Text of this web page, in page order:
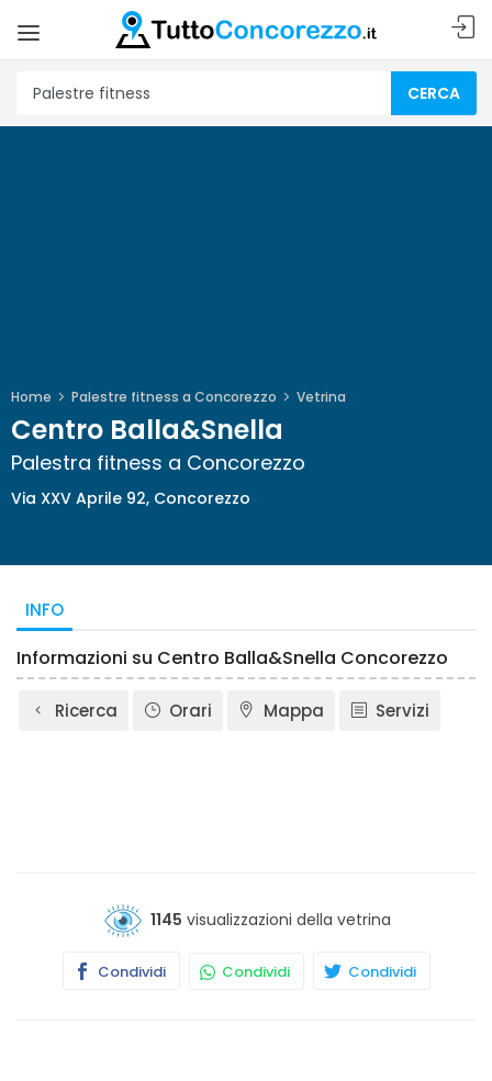
CERCA
Home Palestre fitness a Concorezzo Vetrina
Centro Balla&Snella
Palestra fitness a Concorezzo
Via XXV Aprile 92, Concorezzo
INFO
Informazioni su Centro Balla&Snella Concorezzo
Ricerca Orari Mappa Servizi
1145 visualizzazioni della vetrina
Condividi Condividi Condividi